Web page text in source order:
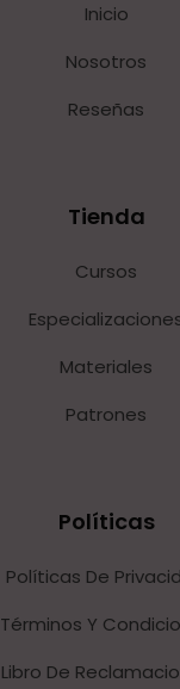
Inicio
Nosotros
Reseñas
Tienda
Cursos
Materiales
Patrones
Políticas
Políticas De
Términos Y
Libro De